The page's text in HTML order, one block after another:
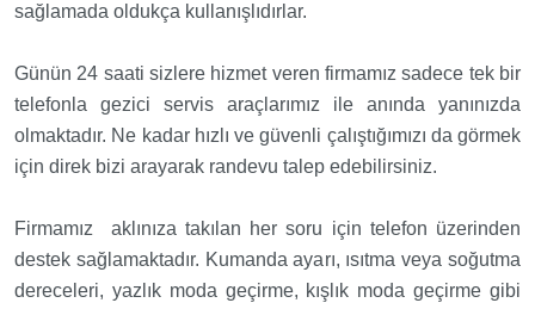
sağlamada oldukça kullanışlıdırlar.
Günün 24 saati sizlere hizmet veren firmamız sadece tek bir
telefonla gezici servis araçlarımız ile anında yanınızda
olmaktadır. Ne kadar hızlı ve güvenli çalıştığımızı da görmek
için direk bizi arayarak randevu talep edebilirsiniz.
Firmamız aklınıza takılan her soru için telefon üzerinden
destek sağlamaktadır. Kumanda ayarı, ısıtma veya soğutma
dereceleri, yazlık moda geçirme, kışlık moda geçirme gibi